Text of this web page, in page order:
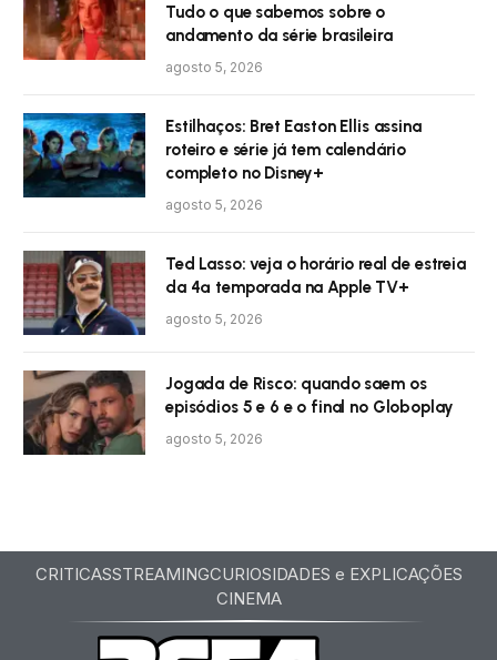
Tudo o que sabemos sobre o
andamento da série brasileira
agosto 5, 2026
Estilhaços: Bret Easton Ellis assina
roteiro e série já tem calendário
completo no Disney+
agosto 5, 2026
Ted Lasso: veja o horário real de estreia
da 4ª temporada na Apple TV+
agosto 5, 2026
Jogada de Risco: quando saem os
episódios 5 e 6 e o final no Globoplay
agosto 5, 2026
CRITICASSTREAMINGCURIOSIDADES e EXPLICAÇÕES
CINEMA